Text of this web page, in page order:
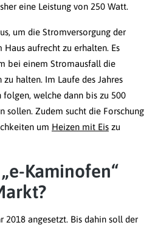
eine Leistung von 250 Watt.
um die Stromversorgung der
Haus aufrecht zu erhalten. Es
bei einem Stromausfall die
halten. Im Laufe des Jahres
welche dann bis zu 500
sollen. Zudem sucht die Forschung
um Heizen mit Eis zu
Kaminofen“
2018 angesetzt. Bis dahin soll der